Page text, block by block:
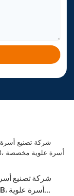
شركة تصنيع